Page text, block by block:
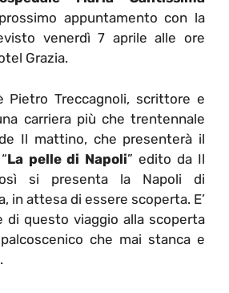
appuntamento con la
venerdì 7 aprile alle ore
Grazia.
Pietro Treccagnoli, scrittore e
carriera più che trentennale
Il mattino, che presenterà il
La pelle di Napoli” edito da Il
si presenta la Napoli di
in attesa di essere scoperta. E’
di questo viaggio alla scoperta
che mai stanca e